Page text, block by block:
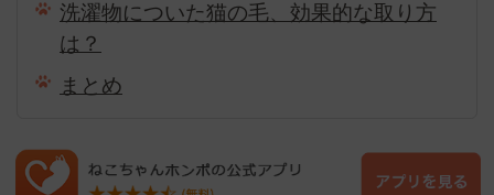
洗濯物についた猫の毛、効果的な取り方
は？
まとめ